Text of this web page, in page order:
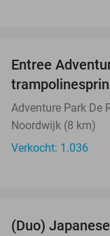
Entree
Adventure Park De
Noordwijk (8 km)
Verkocht: 1.036
(Duo)